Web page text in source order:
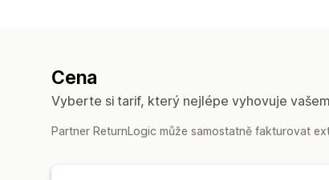
Cena
Vyberte si tarif, který nejlépe vyhovuje
Partner ReturnLogic může samostatně fakturovat